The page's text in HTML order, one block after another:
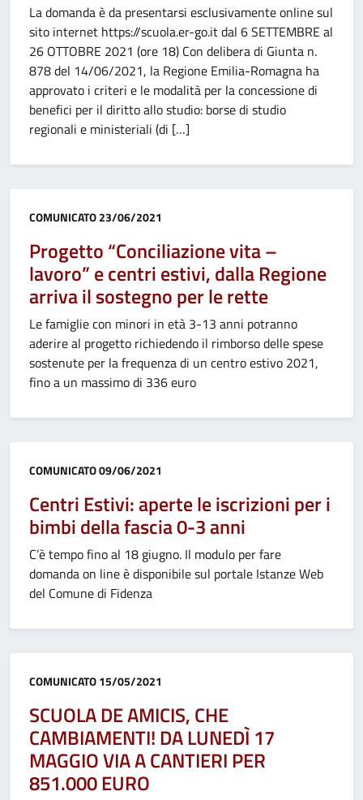
La domanda è da presentarsi esclusivamente online sul
sito internet https://scuola.er-go.it dal 6 SETTEMBRE al
26 OTTOBRE 2021 (ore 18) Con delibera di Giunta n.
878 del 14/06/2021, la Regione Emilia-Romagna ha
approvato i criteri e le modalità per la concessione di
benefici per il diritto allo studio: borse di studio
regionali e ministeriali (di […]
Categoria:
COMUNICATO23/06/2021
Progetto “Conciliazione vita –
lavoro” e centri estivi, dalla Regione
arriva il sostegno per le rette
Le famiglie con minori in età 3-13 anni potranno
aderire al progetto richiedendo il rimborso delle spese
sostenute per la frequenza di un centro estivo 2021,
fino a un massimo di 336 euro
Categoria:
COMUNICATO09/06/2021
Centri Estivi: aperte le iscrizioni per i
bimbi della fascia 0-3 anni
C’è tempo fino al 18 giugno. Il modulo per fare
domanda on line è disponibile sul portale Istanze Web
del Comune di Fidenza
Categoria:
COMUNICATO15/05/2021
SCUOLA DE AMICIS, CHE
CAMBIAMENTI! DA LUNEDÌ 17
MAGGIO VIA A CANTIERI PER
851.000 EURO